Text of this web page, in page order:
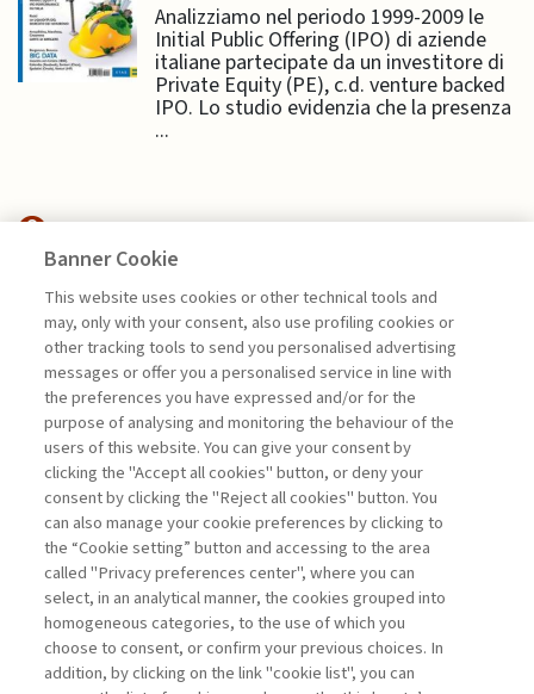
Analizziamo nel periodo 1999-2009 le
Initial Public Offering (IPO) di aziende
italiane partecipate da un investitore di
Private Equity (PE), c.d. venture backed
IPO. Lo studio evidenzia che la presenza
...
ECONOMIA & MERCATI
L’INTELLIGENZA ARTIFICIALE,
LE BORSE ...
di Donato Masciandaro
La consultazione dei libri è riservata esclusivamente
agli abbonati Premium
Legenda: Accedi Per registrati Per abbonati
Banner Cookie
This website uses cookies or other technical tools and
may, only with your consent, also use profiling cookies or
other tracking tools to send you personalised advertising
messages or offer you a personalised service in line with
the preferences you have expressed and/or for the
purpose of analysing and monitoring the behaviour of the
users of this website. You can give your consent by
clicking the "Accept all cookies" button, or deny your
consent by clicking the "Reject all cookies" button. You
can also manage your cookie preferences by clicking to
the “Cookie setting” button and accessing to the area
called "Privacy preferences center", where you can
select, in an analytical manner, the cookies grouped into
homogeneous categories, to the use of which you
choose to consent, or confirm your previous choices. In
addition, by clicking on the link "cookie list", you can